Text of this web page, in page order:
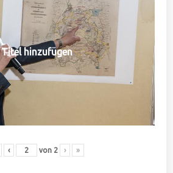
Titel hinzufügen
‹ von 2 › »